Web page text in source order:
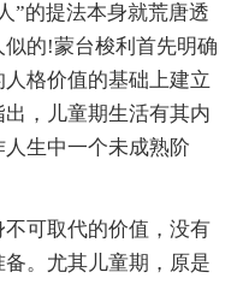
”的提法本身就荒唐透
的!蒙台梭利首先明确
格价值的基础上建立
，儿童期生活有其内
生中一个未成熟阶
可取代的价值，没有
。尤其儿童期，原是